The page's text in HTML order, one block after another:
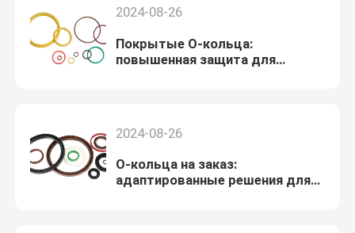
2024-08-26
Покрытые О-кольца:
повышенная защита для
2024-08-26
О-кольца на заказ:
адаптированные решения для